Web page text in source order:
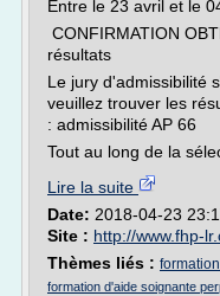
Entre le 23 avril et le
CONFIRMATION
résultats
Le jury d'admissibilité
veuillez trouver les
: admissibilité AP 66
Tout au long de la
Lire la suite
Date: 2018-04-23
Site : http://www.fhp-
Thèmes liés :
formation d'aide soignante